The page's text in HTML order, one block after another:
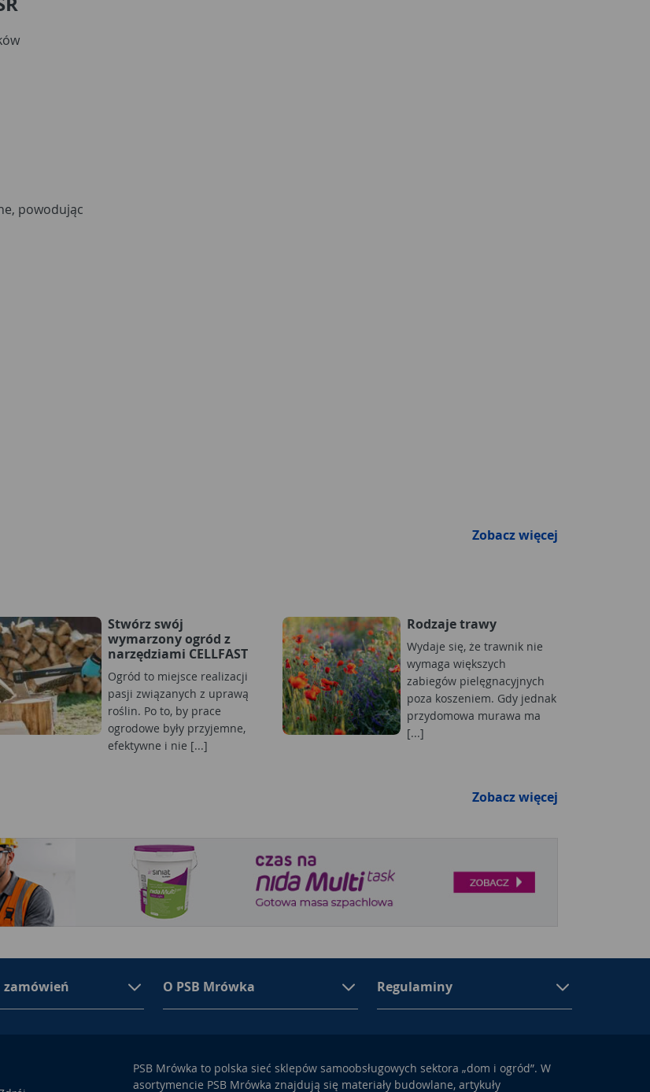
powodując
Zobacz więcej
Stwórz swój
wymarzony ogród z
narzędziami CELLFAST
Ogród to miejsce realizacji
pasji związanych z uprawą
roślin. Po to, by prace
ogrodowe były przyjemne,
efektywne i nie [...]
Rodzaje trawy
Wydaje się, że trawnik nie
wymaga większych
zabiegów pielęgnacyjnych
poza koszeniem. Gdy jednak
przydomowa murawa ma
[...]
Zobacz więcej
zamówień O PSB Mrówka Regulaminy
PSB Mrówka to polska sieć sklepów samoobsługowych sektora „dom i ogród”. W
asortymencie PSB Mrówka znajdują się materiały budowlane, artykuły